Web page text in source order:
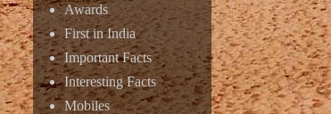
Awards
First in India
Important Facts
Interesting Facts
Mobiles